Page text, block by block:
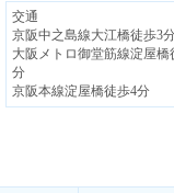
交通
京阪中之島線大江橋徒歩3
大阪メトロ御堂筋線淀屋橋
分
京阪本線淀屋橋徒歩4分